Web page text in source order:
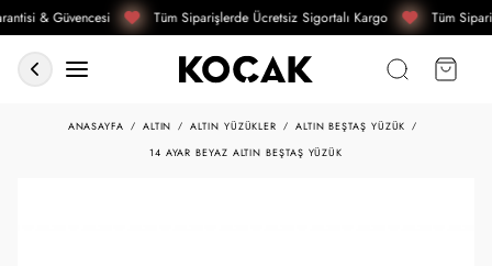
& Güvencesi Tüm Siparişlerde Ücretsiz Sigortalı Kargo Tüm
ANASAYFA ALTIN ALTIN YÜZÜKLER
ALTIN BEŞTAŞ YÜZÜK
14 AYAR BEYAZ ALTIN BEŞTAŞ YÜZÜK